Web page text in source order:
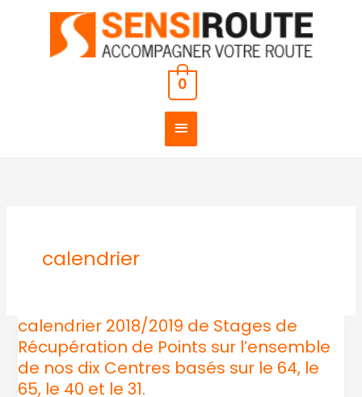
MENU
PRINCIPAL
0
calendrier
calendrier 2018/2019 de Stages de
Récupération de Points sur l’ensemble
de nos dix Centres basés sur le 64, le
65, le 40 et le 31.
calendrier
2018/2019
de
Stages